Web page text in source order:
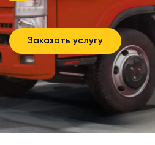
Заказать услугу